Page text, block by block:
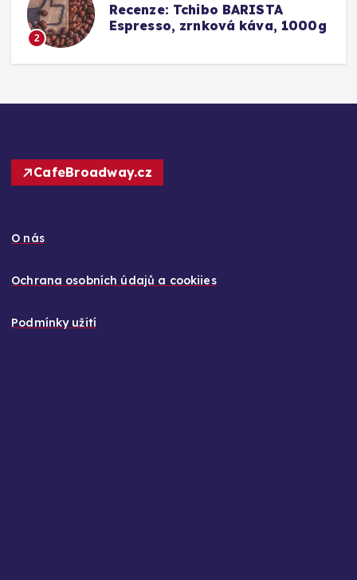
2
Recenze: Tchibo BARISTA
Espresso, zrnková káva, 1000g
CafeBroadway.cz
O nás
Ochrana osobních údajů a cookiies
Podmínky užití